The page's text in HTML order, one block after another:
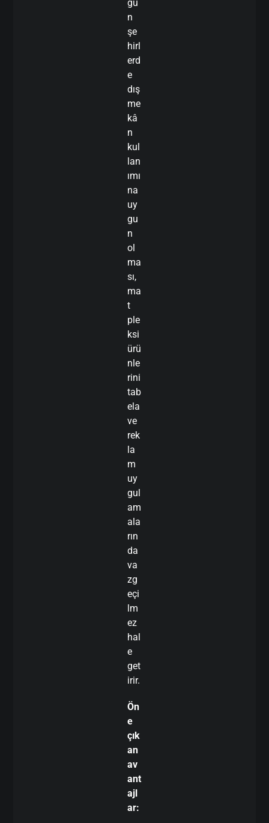
ğu
n
şe
hirl
erd
e
dış
me
kâ
n
kul
lan
ımı
na
uy
gu
n
ol
ma
sı,
ma
t
ple
ksi
ürü
nle
rini
tab
ela
ve
rek
la
m
uy
gul
am
ala
rın
da
va
zg
eçi
lm
ez
hal
e
get
irir.
Ön
e
çık
an
av
ant
ajl
ar: